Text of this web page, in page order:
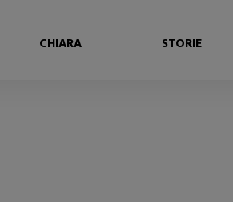
CHIARA STORIE